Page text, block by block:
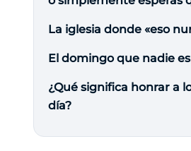
La iglesia donde «eso
El domingo que nadie
¿Qué significa honrar a
día?